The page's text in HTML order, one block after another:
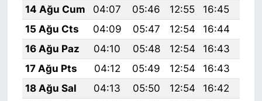
14 Ağu Cum
04:07 05:46 12:55 16:45
15 Ağu Cts
04:09 05:47 12:54 16:44
16 Ağu Paz
04:10 05:48 12:54 16:43
17 Ağu Pts
04:12 05:49 12:54 16:43
18 Ağu Sal
04:13 05:50 12:54 16:42